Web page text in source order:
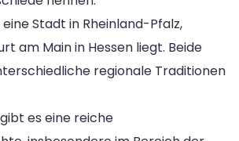
Stadt in Rheinland-Pfalz,
am Main in Hessen liegt. Beide
regionale Traditionen
es eine reiche